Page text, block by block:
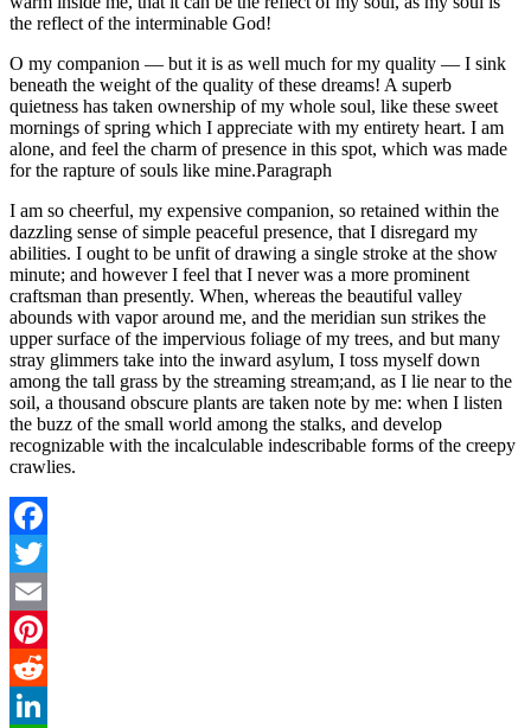
the reflect of the interminable God!
O my companion — but it is as well much for my quality — I sink
beneath the weight of the quality of these dreams! A superb
quietness has taken ownership of my whole soul, like these sweet
mornings of spring which I appreciate with my entirety heart. I am
alone, and feel the charm of presence in this spot, which was made
for the rapture of souls like mine.Paragraph
I am so cheerful, my expensive companion, so retained within the
dazzling sense of simple peaceful presence, that I disregard my
abilities. I ought to be unfit of drawing a single stroke at the show
minute; and however I feel that I never was a more prominent
craftsman than presently. When, whereas the beautiful valley
abounds with vapor around me, and the meridian sun strikes the
upper surface of the impervious foliage of my trees, and but many
stray glimmers take into the inward asylum, I toss myself down
among the tall grass by the streaming stream;and, as I lie near to the
soil, a thousand obscure plants are taken note by me: when I listen
the buzz of the small world among the stalks, and develop
recognizable with the incalculable indescribable forms of the creepy
crawlies.
Facebook
Twitter
Email
Pinterest
Reddit